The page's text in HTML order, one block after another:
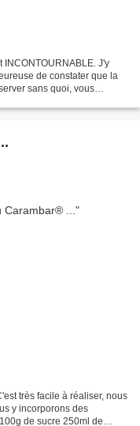
J'y
de constater que la
sans quoi, vous
très facile à réaliser, nous
y incorporons des
de sucre 250ml de